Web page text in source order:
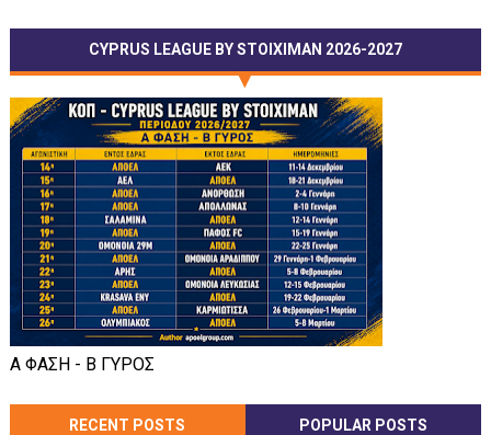
CYPRUS LEAGUE BY STOIXIMAN 2026-2027
Α ΦΑΣΗ - Β ΓΥΡΟΣ
RECENT POSTS POPULAR POSTS